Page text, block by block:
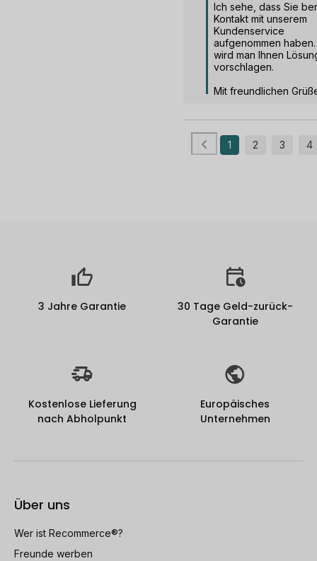
Ich sehe, dass Sie
Kontakt mit unserem
Kundenservice
aufgenommen
wird man Ihnen
vorschlagen.
Mit freundlichen
1 2 3 4
3 Jahre Garantie
30 Tage Geld-zurück-
Garantie
Kostenlose Lieferung
nach Abholpunkt
Europäisches
Unternehmen
Über uns
Wer ist Recommerce®?
Freunde werben